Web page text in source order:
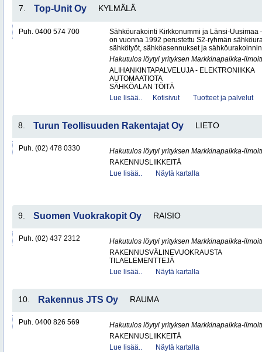
7. Top-Unit Oy KYLMÄLÄ
Puh. 0400 574 700
Sähköurakointi Kirkkonummi ja Länsi-Uusimaa
on vuonna 1992 perustettu S2-ryhmän
sähkötyöt, sähköasennukset ja
Hakutulos löytyi yrityksen Markkinapaikka-
ALIHANKINTAPALVELUJA - ELEKTRONIIKKA
AUTOMAATIOTA
SÄHKÖALAN TÖITÄ
Lue lisää..
Kotisivut Tuotteet ja palvelut
8. Turun Teollisuuden Rakentajat Oy LIETO
Puh. (02) 478 0330
Hakutulos löytyi yrityksen Markkinapaikka-
RAKENNUSLIIKKEITÄ
Lue lisää..
Näytä kartalla
9. Suomen Vuokrakopit Oy RAISIO
Puh. (02) 437 2312
Hakutulos löytyi yrityksen Markkinapaikka-
RAKENNUSVÄLINEVUOKRAUSTA
TILAELEMENTTEJÄ
Lue lisää..
Näytä kartalla
10. Rakennus JTS Oy RAUMA
Puh. 0400 826 569
Hakutulos löytyi yrityksen Markkinapaikka-
RAKENNUSLIIKKEITÄ
Lue lisää..
Näytä kartalla